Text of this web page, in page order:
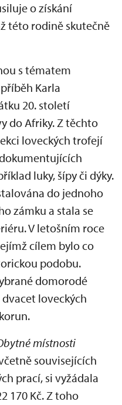
o získání
této rodině skutečně
s tématem
Karla
20. století
do Afriky. Z těchto
loveckých trofejí
luky, šípy či dýky.
do jednoho
zámku a stala se
V letošním roce
cílem bylo co
podobu.
domorodé
loveckých
místnosti
souvisejících
prací, si vyžádala
170 Kč. Z toho